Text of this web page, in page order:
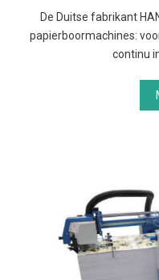
De Duitse fabrikant
papierboormachines:
continu